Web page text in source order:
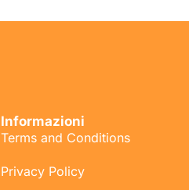
Informazioni
Terms and Conditions
Privacy Policy